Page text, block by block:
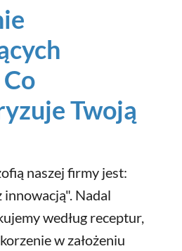
Twoją
naszej firmy jest:
innowacją". Nadal
według receptur,
w założeniu